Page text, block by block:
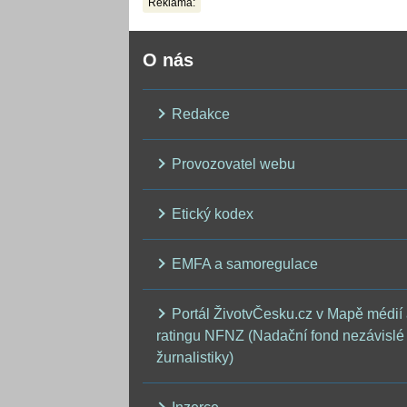
Reklama:
O nás
Redakce
Provozovatel webu
Etický kodex
EMFA a samoregulace
Portál ŽivotvČesku.cz v Mapě médií
ratingu NFNZ (Nadační fond nezávislé
žurnalistiky)